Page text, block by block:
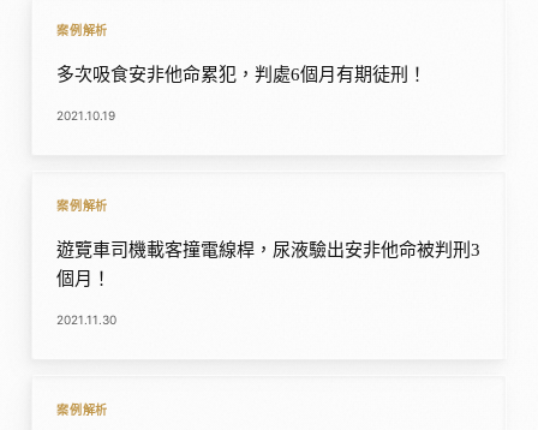
案例解析
多次吸食安非他命累犯，判處6個月有期徒刑！
2021.10.19
案例解析
遊覽車司機載客撞電線桿，尿液驗出安非他命被判刑3
個月！
2021.11.30
案例解析